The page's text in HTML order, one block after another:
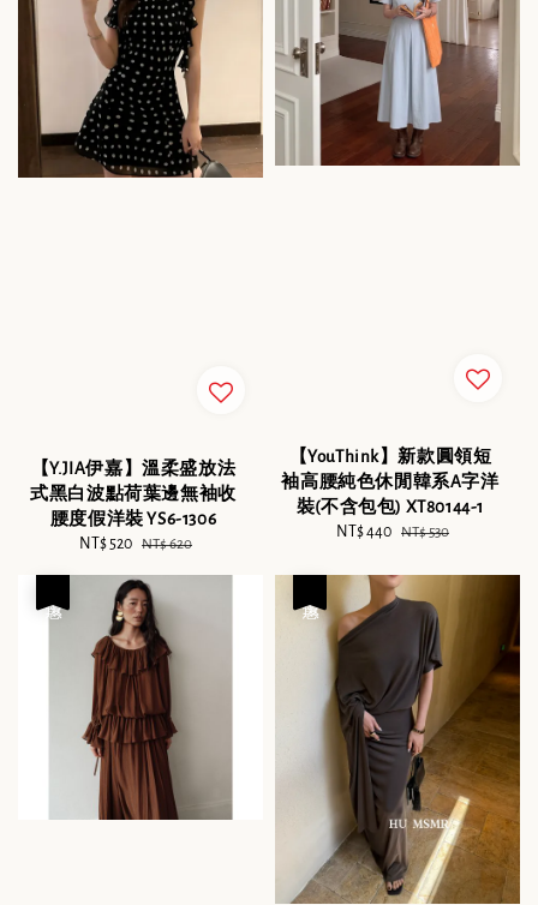
【Y.JIA伊嘉】溫柔盛放法
式黑白波點荷葉邊無袖收
腰度假洋裝 YS6-1306
Sale
NT$ 520 Regular
NT$ 620
【YouThink】新款圓領短
袖高腰純色休閒韓系A字洋
裝(不含包包) XT80144-1
Sale
NT$ 440 Regular
NT$ 530